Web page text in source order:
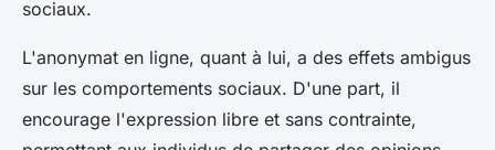
sociaux.
L'anonymat en ligne, quant à lui, a des effets ambigus
sur les comportements sociaux. D'une part, il
encourage l'expression libre et sans contrainte,